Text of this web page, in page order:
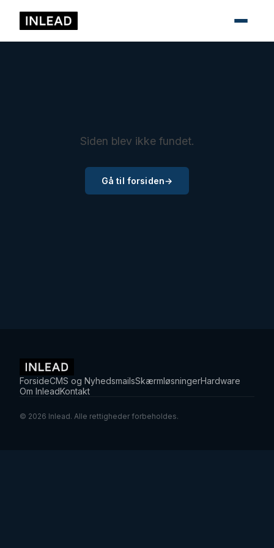
Siden blev ikke fundet.
Gå til forsiden→
ForsideCMS og NyhedsmailsSkærmløsningerHardware
Om InleadKontakt
© 2026 Inlead. Alle rettigheder forbeholdes.